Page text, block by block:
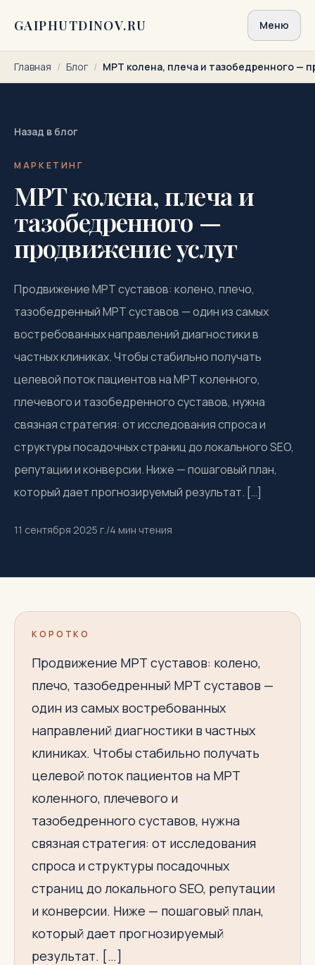
GAIPHUTDINOV.RU Меню
Главная / Блог / МРТ колена, плеча и тазобедренного —
Назад в блог
МАРКЕТИНГ
МРТ колена, плеча и
тазобедренного —
продвижение услуг
Продвижение МРТ суставов: колено, плечо,
тазобедренный МРТ суставов — один из самых
востребованных направлений диагностики в
частных клиниках. Чтобы стабильно получать
целевой поток пациентов на МРТ коленного,
плечевого и тазобедренного суставов, нужна
связная стратегия: от исследования спроса и
структуры посадочных страниц до локального SEO,
репутации и конверсии. Ниже — пошаговый план,
который дает прогнозируемый результат. […]
11 сентября 2025 г./4 мин чтения
КОРОТКО
Продвижение МРТ суставов: колено,
плечо, тазобедренный МРТ суставов —
один из самых востребованных
направлений диагностики в частных
клиниках. Чтобы стабильно получать
целевой поток пациентов на МРТ
коленного, плечевого и
тазобедренного суставов, нужна
связная стратегия: от исследования
спроса и структуры посадочных
страниц до локального SEO, репутации
и конверсии. Ниже — пошаговый план,
который дает прогнозируемый
результат. […]